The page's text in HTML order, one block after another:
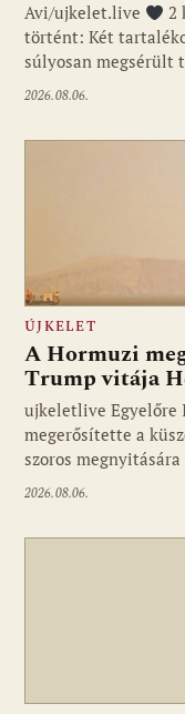
Avi/ujkelet.live
2
történt: Két
súlyosan megsérült
2026.08.06.
Fotó: ujkelet.live
ÚJKELET
A Hormuzi
Trump vitája
ujkeletlive Egyelőre
megerősítette a
szoros
2026.08.06.